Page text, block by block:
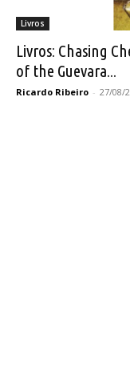
Livros
Livros: Chasing
of the Guevara...
Ricardo Ribeiro - 27/08/